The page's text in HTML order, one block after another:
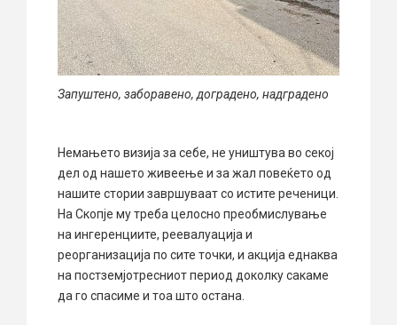
Запуштено, заборавено, доградено, надградено
Немањето визија за себе, не уништува во секој
дел од нашето живеење и за жал повеќето од
нашите стории завршуваат со истите реченици.
На Скопје му треба целосно преобмислување
на ингеренциите, реевалуација и
реорганизација по сите точки, и акција еднаква
на постземјотресниот период доколку сакаме
да го спасиме и тоа што остана.